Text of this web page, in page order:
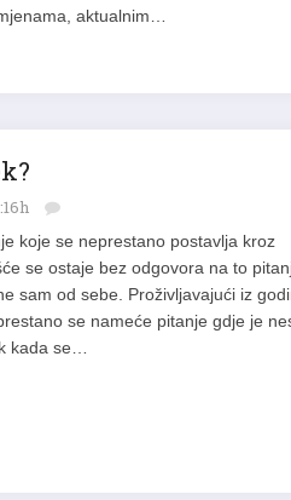
aktualnim…
koje se neprestano postavlja kroz
se ostaje bez odgovora na to
sam od sebe. Proživljavajući iz
se nameće pitanje gdje je
kada se…